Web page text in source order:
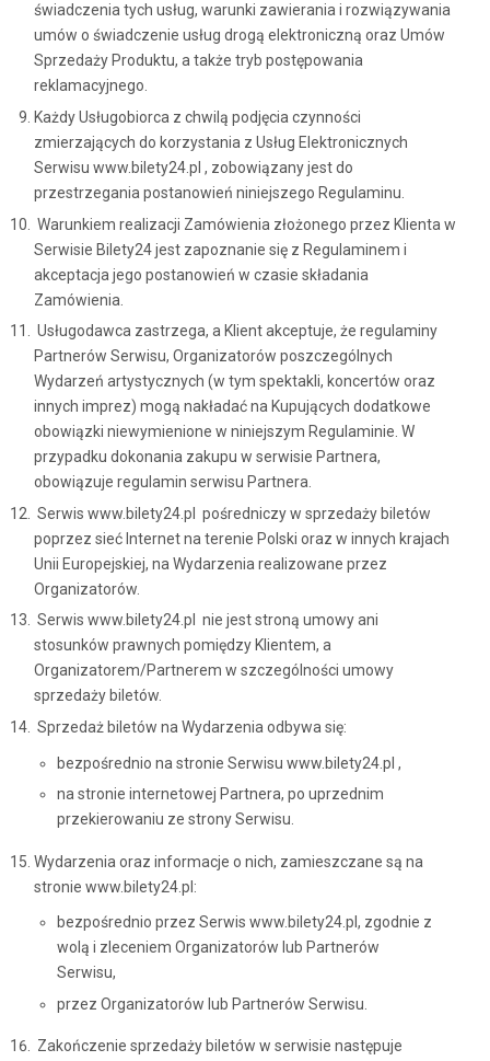
świadczenia tych usług, warunki zawierania i rozwiązywania
umów o świadczenie usług drogą elektroniczną oraz Umów
Sprzedaży Produktu, a także tryb postępowania
reklamacyjnego.
Każdy Usługobiorca z chwilą podjęcia czynności
zmierzających do korzystania z Usług Elektronicznych
Serwisu www.bilety24.pl , zobowiązany jest do
przestrzegania postanowień niniejszego Regulaminu.
Warunkiem realizacji Zamówienia złożonego przez Klienta w
Serwisie Bilety24 jest zapoznanie się z Regulaminem i
akceptacja jego postanowień w czasie składania
Zamówienia.
Usługodawca zastrzega, a Klient akceptuje, że regulaminy
Partnerów Serwisu, Organizatorów poszczególnych
Wydarzeń artystycznych (w tym spektakli, koncertów oraz
innych imprez) mogą nakładać na Kupujących dodatkowe
obowiązki niewymienione w niniejszym Regulaminie. W
przypadku dokonania zakupu w serwisie Partnera,
obowiązuje regulamin serwisu Partnera.
Serwis www.bilety24.pl pośredniczy w sprzedaży biletów
poprzez sieć Internet na terenie Polski oraz w innych krajach
Unii Europejskiej, na Wydarzenia realizowane przez
Organizatorów.
Serwis www.bilety24.pl nie jest stroną umowy ani
stosunków prawnych pomiędzy Klientem, a
Organizatorem/Partnerem w szczególności umowy
sprzedaży biletów.
Sprzedaż biletów na Wydarzenia odbywa się:
bezpośrednio na stronie Serwisu www.bilety24.pl ,
na stronie internetowej Partnera, po uprzednim
przekierowaniu ze strony Serwisu.
Wydarzenia oraz informacje o nich, zamieszczane są na
stronie www.bilety24.pl:
bezpośrednio przez Serwis www.bilety24.pl, zgodnie z
wolą i zleceniem Organizatorów lub Partnerów
Serwisu,
przez Organizatorów lub Partnerów Serwisu.
Zakończenie sprzedaży biletów w serwisie następuje